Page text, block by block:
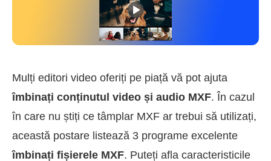
Mulți editori video oferiți pe piață vă pot ajuta
îmbinați conținutul video și audio MXF. În cazul
în care nu știți ce tâmplar MXF ar trebui să utilizați,
această postare listează 3 programe excelente
îmbinați fișierele MXF. Puteți afla caracteristicile